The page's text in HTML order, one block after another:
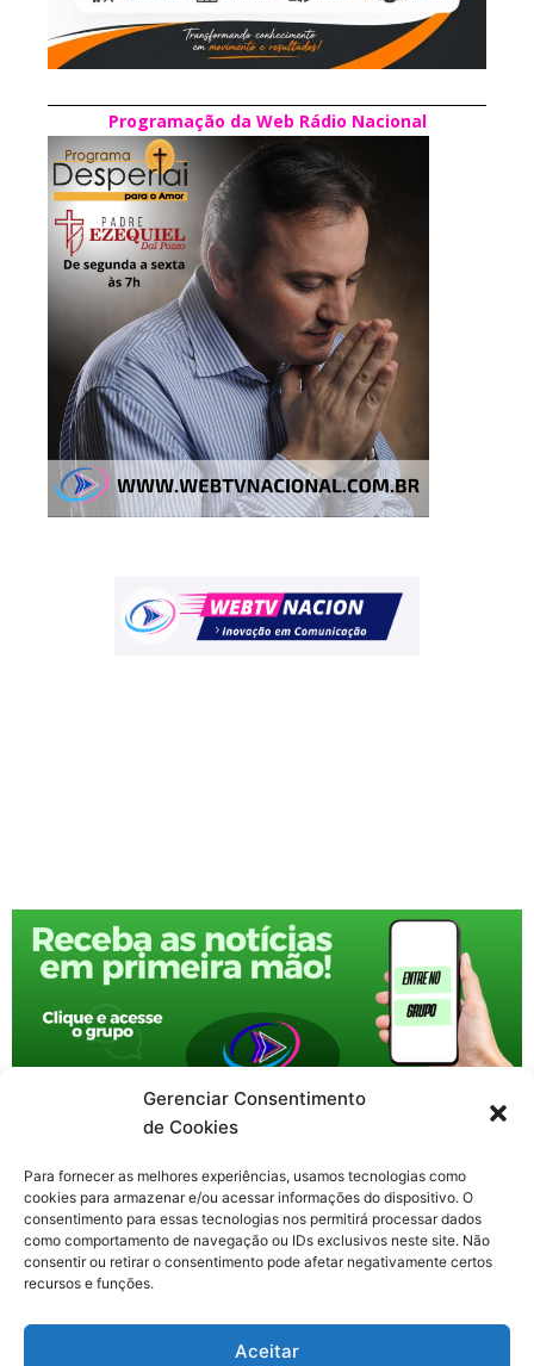
Gerenciar Consentimento
de Cookies
Para fornecer as melhores experiências, usamos tecnologias como
cookies para armazenar e/ou acessar informações do dispositivo. O
consentimento para essas tecnologias nos permitirá processar dados
como comportamento de navegação ou IDs exclusivos neste site. Não
consentir ou retirar o consentimento pode afetar negativamente certos
recursos e funções.
Aceitar
Programação da Web Rádio Nacional
Y
o